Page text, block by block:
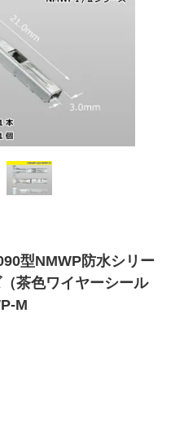
型NMWP防水シリー
茶色ワイヤーシール
M